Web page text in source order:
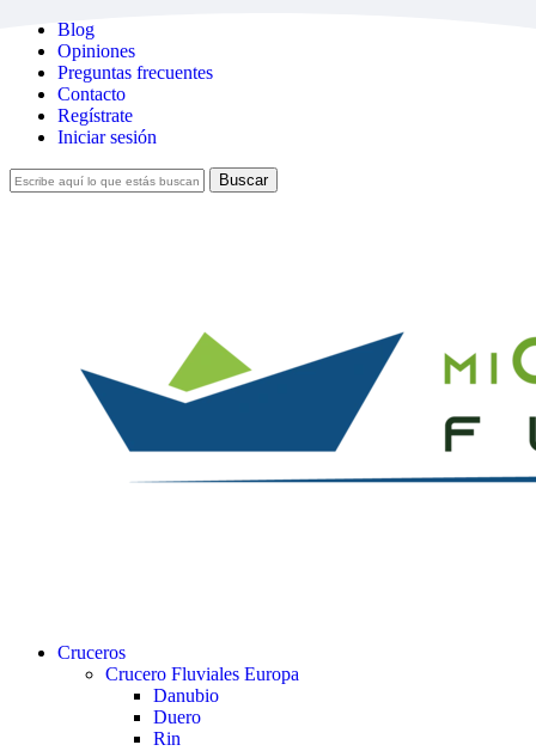
Skip
main
content
Blog
Opiniones
Preguntas frecuentes
Contacto
Regístrate
Iniciar sesión
Buscar
buscar
Menu
Cruceros
Crucero Fluviales Europa
Danubio
Duero
Rin